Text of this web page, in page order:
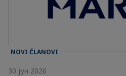
NOVI ČLANOVI
30 јун 2026